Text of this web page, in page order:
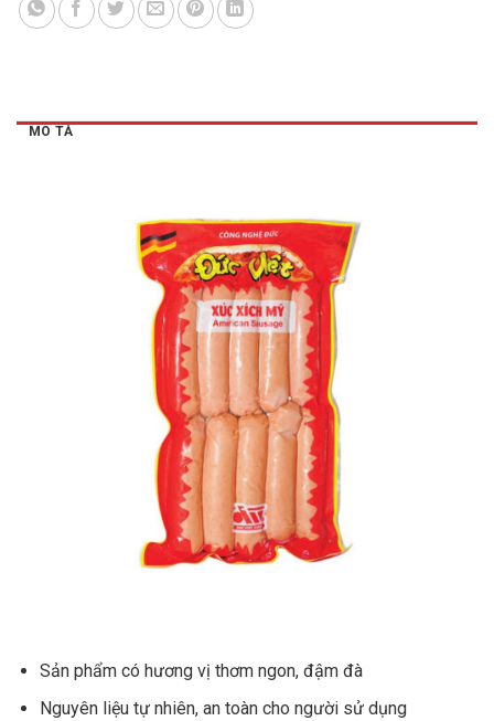
MÔ TẢ
Sản phẩm có hương vị thơm ngon, đậm đà
Nguyên liệu tự nhiên, an toàn cho người sử dụng